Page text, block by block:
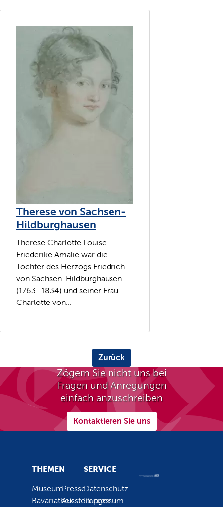
Therese von Sachsen-
Hildburghausen
Therese Charlotte Louise
Friederike Amalie war die
Tochter des Herzogs Friedrich
von Sachsen-Hildburghausen
(1763–1834) und seiner Frau
Charlotte von...
Zurück
Zögern Sie nicht uns bei
Fragen und Anregungen
einfach anzuschreiben
Kontaktieren Sie uns
THEMEN
Museum
Bavariathek
Presse
Ausstellungen
SERVICE
Datenschutz
Impressum